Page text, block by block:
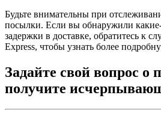
Будьте внимательны при
посылки. Если вы обнаружили
задержки в доставке, обратитесь к
Express, чтобы узнать более
Задайте свой вопрос о
получите